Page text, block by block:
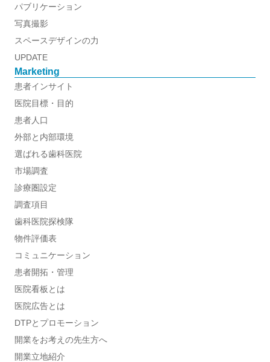
パブリケーション
写真撮影
スペースデザインの力
UPDATE
Marketing
患者インサイト
医院目標・目的
患者人口
外部と内部環境
選ばれる歯科医院
市場調査
診療圏設定
調査項目
歯科医院探検隊
物件評価表
コミュニケーション
患者開拓・管理
医院看板とは
医院広告とは
DTPとプロモーション
開業をお考えの先生方へ
開業立地紹介